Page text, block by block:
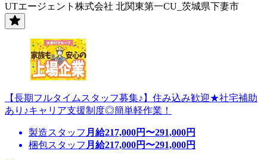
UTエージェント株式会社 北関東第一CU_茨城県下妻市
【長期フルタイムスタッフ募集♪】住み込み歓迎★社宅補助
あり♪キャリア支援制度◎簡単軽作業！
製造スタッフ 月給217,000円〜291,000円
梱包スタッフ 月給217,000円〜291,000円